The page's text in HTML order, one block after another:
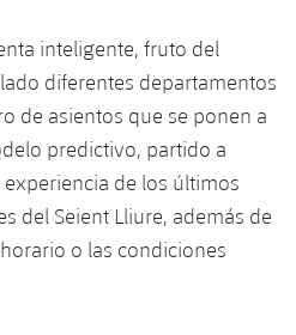
inteligente, fruto del
diferentes departamentos
de asientos que se ponen a
predictivo, partido a
de los últimos
del Seient Lliure, además de
o las condiciones